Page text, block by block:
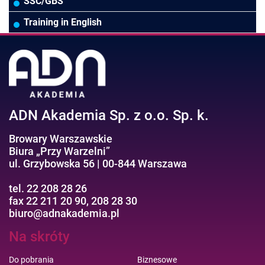
Pozostałe branże
Asystentka/Sekretarka
Efektywność osobista//Wellbeing
MS Project/Word/PowerPoint
Training in English
ADN Akademia Sp. z o.o. Sp. k.
Browary Warszawskie
Biura „Przy Warzelni”
ul. Grzybowska 56 | 00-844 Warszawa
tel. 22 208 28 26
fax 22 211 20 90, 208 28 30
biuro@adnakademia.pl
Na skróty
Do pobrania Biznesowe